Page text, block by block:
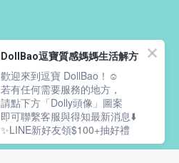
DollBao逗寶質感媽媽生活解方
歡迎來到逗寶 DollBao！☺️
若有任何需要服務的地方，
請點下方「Dolly頭像」圖案
即可聯繫客服與得知最新消息⬇️
✨LINE新好友領$100+抽好禮